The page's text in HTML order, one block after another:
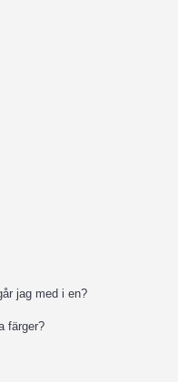
jag med i en?
färger?